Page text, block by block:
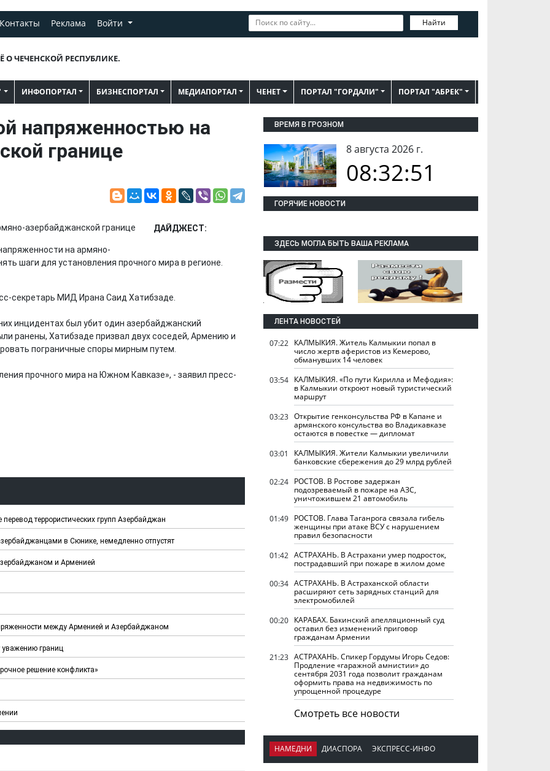
Контакты Реклама Войти Найти
О ЧЕЧЕНСКОЙ РЕСПУБЛИКЕ.
ИНФОПОРТАЛ БИЗНЕСПОРТАЛ МЕДИАПОРТАЛ ЧЕНЕТ ПОРТАЛ "ГОРДАЛИ" ПОРТАЛ "АБРЕК"
напряженностью на
границе
ДАЙДЖЕСТ:
на армяно-
шаги для установления прочного мира в регионе.
секретарь МИД Ирана Саид Хатибзаде.
инцидентах был убит один азербайджанский
ранены, Хатибзаде призвал двух соседей, Армению и
пограничные споры мирным путем.
прочного мира на Южном Кавказе», - заявил пресс-
террористических групп Азербайджан
в Сюнике, немедленно отпустят
и Арменией
между Арменией и Азербайджаном
уважению границ
решение конфликта»
ВРЕМЯ В ГРОЗНОМ
8 августа 2026 г.
08:32:52
ГОРЯЧИЕ НОВОСТИ
ЗДЕСЬ МОГЛА БЫТЬ ВАША РЕКЛАМА
ЛЕНТА НОВОСТЕЙ
07:22 КАЛМЫКИЯ. Житель Калмыкии попал в
число жертв аферистов из Кемерово,
обманувших 14 человек
03:54 КАЛМЫКИЯ. «По пути Кирилла и Мефодия»:
в Калмыкии откроют новый туристический
маршрут
03:23 Открытие генконсульства РФ в Капане и
армянского консульства во Владикавказе
остаются в повестке — дипломат
03:01
КАЛМЫКИЯ. Жители Калмыкии увеличили
банковские сбережения до 29 млрд рублей
02:24 РОСТОВ. В Ростове задержан
подозреваемый в пожаре на АЗС,
уничтожившем 21 автомобиль
01:49 РОСТОВ. Глава Таганрога связала гибель
женщины при атаке ВСУ с нарушением
правил безопасности
01:42 АСТРАХАНЬ. В Астрахани умер подросток,
пострадавший при пожаре в жилом доме
00:34 АСТРАХАНЬ. В Астраханской области
расширяют сеть зарядных станций для
электромобилей
00:20 КАРАБАХ. Бакинский апелляционный суд
оставил без изменений приговор
гражданам Армении
21:23 АСТРАХАНЬ. Спикер Гордумы Игорь Седов:
Продление «гаражной амнистии» до
сентября 2031 года позволит гражданам
оформить права на недвижимость по
упрощенной процедуре
Смотреть все новости
НАМЕДНИ ДИАСПОРА ЭКСПРЕСС-ИНФО